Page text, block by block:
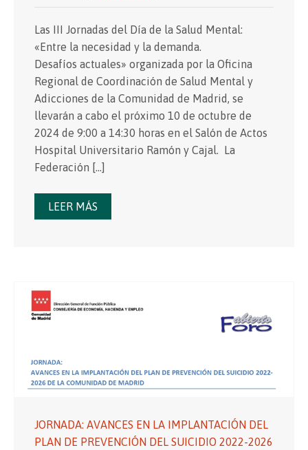
Las III Jornadas del Día de la Salud Mental:
«Entre la necesidad y la demanda.
Desafíos actuales» organizada por la Oficina
Regional de Coordinación de Salud Mental y
Adicciones de la Comunidad de Madrid, se
llevarán a cabo el próximo 10 de octubre de
2024 de 9:00 a 14:30 horas en el Salón de Actos
Hospital Universitario Ramón y Cajal. La
Federación […]
LEER MÁS
JORNADA: AVANCES EN LA IMPLANTACIÓN DEL
PLAN DE PREVENCIÓN DEL SUICIDIO 2022-2026